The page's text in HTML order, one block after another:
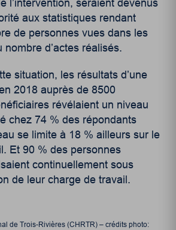
l’intervention, seraient devenus
aux statistiques rendant
de personnes vues dans les
d’actes réalisés.
situation, les résultats d’une
2018 auprès de 8500
révélaient un niveau
chez 74 % des répondants
se limite à 18 % ailleurs sur le
Et 90 % des personnes
continuellement sous
de leur charge de travail.
de Trois-Rivières (CHRTR) – crédits photo: